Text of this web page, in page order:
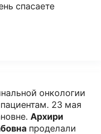
спасаете
онкологии
23 мая
Архири
проделали